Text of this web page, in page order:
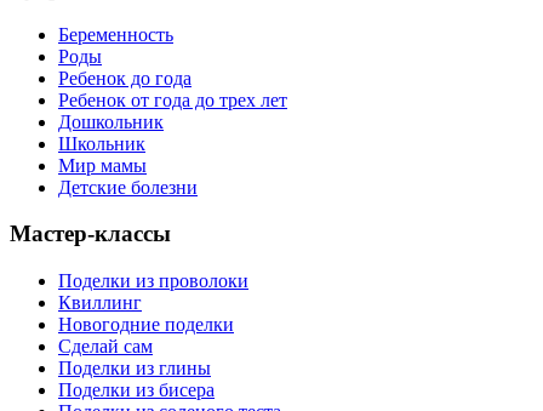
Беременность
Роды
Ребенок до года
Ребенок от года до трех лет
Дошкольник
Школьник
Мир мамы
Детские болезни
Мастер-классы
Поделки из проволоки
Квиллинг
Новогодние поделки
Сделай сам
Поделки из глины
Поделки из бисера